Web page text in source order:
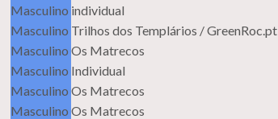
Masculino individual
Masculino Trilhos dos Templários / GreenRoc.pt
Masculino Os Matrecos
Masculino Individual
Masculino Os Matrecos
Masculino Os Matrecos